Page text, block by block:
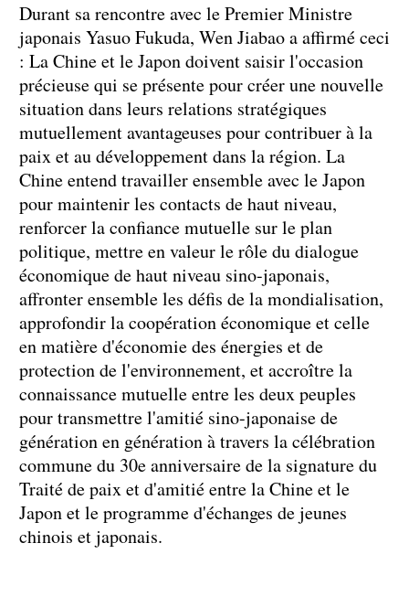
Durant sa rencontre avec le Premier Ministre
japonais Yasuo Fukuda, Wen Jiabao a affirmé ceci
: La Chine et le Japon doivent saisir l'occasion
précieuse qui se présente pour créer une nouvelle
situation dans leurs relations stratégiques
mutuellement avantageuses pour contribuer à la
paix et au développement dans la région. La
Chine entend travailler ensemble avec le Japon
pour maintenir les contacts de haut niveau,
renforcer la confiance mutuelle sur le plan
politique, mettre en valeur le rôle du dialogue
économique de haut niveau sino-japonais,
affronter ensemble les défis de la mondialisation,
approfondir la coopération économique et celle
en matière d'économie des énergies et de
protection de l'environnement, et accroître la
connaissance mutuelle entre les deux peuples
pour transmettre l'amitié sino-japonaise de
génération en génération à travers la célébration
commune du 30e anniversaire de la signature du
Traité de paix et d'amitié entre la Chine et le
Japon et le programme d'échanges de jeunes
chinois et japonais.